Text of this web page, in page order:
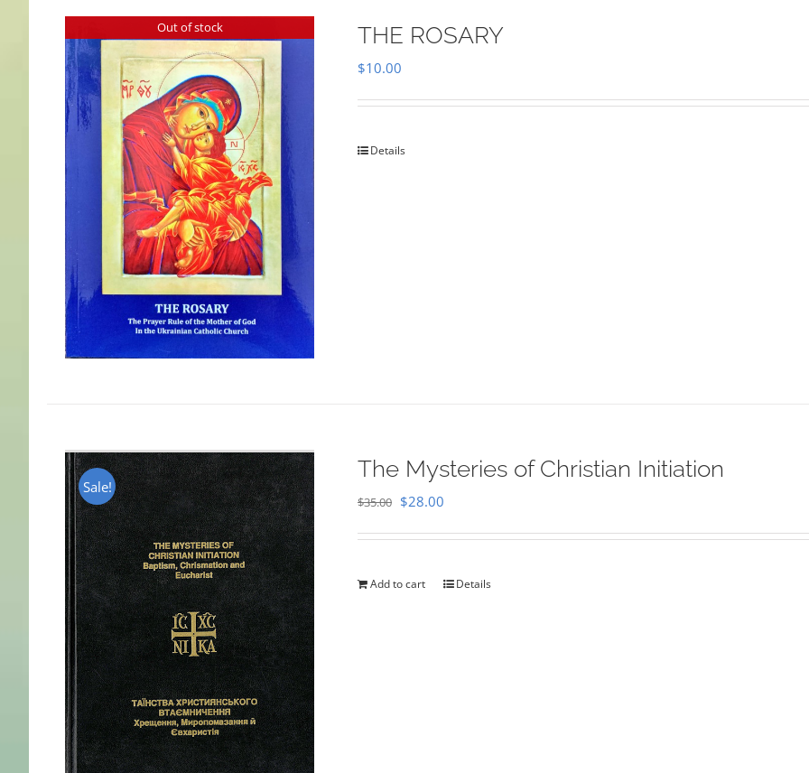
Out of stock THE ROSARY
$10.00
Details
Sale!
The Mysteries of Christian Initiation
$35.00 Original
$35.00.
$28.00
$28.00.
Add to cart Details